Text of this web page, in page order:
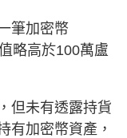
筆加密幣
略高於100萬盧
但未有透露持貨
有加密幣資產，